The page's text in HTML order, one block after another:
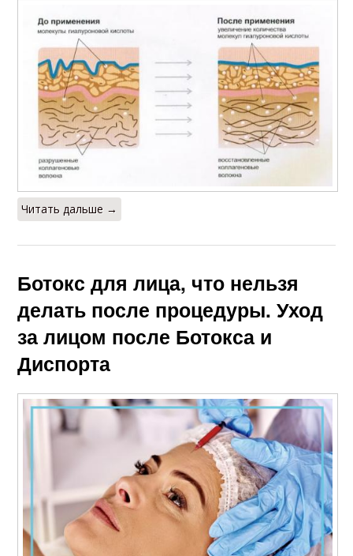
Читать дальше →
Ботокс для лица, что нельзя
делать после процедуры. Уход
за лицом после Ботокса и
Диспорта